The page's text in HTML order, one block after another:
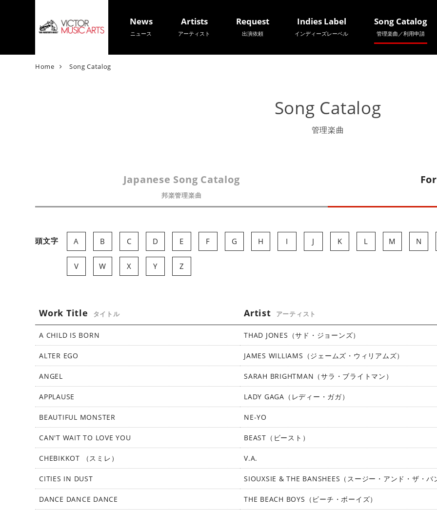
News
ニュース
Artists
アーティスト
Request
出演依頼
Indies Label
インディーズレーベル
Song Catalog
管理楽曲／利用申請
Home
V
ー
ジ
ッ
ク
ア
ー
ツ
会
社
]
Song Catalog
Song Catalog
管理楽曲
Japanese Song Catalog
邦楽管理楽曲
頭文字 A B C D E F G H I J K L M N
V W X Y Z
Work Title タイトル Artist アーティスト
A CHILD IS BORN THAD JONES（サド・ジョーンズ）
ALTER EGO JAMES WILLIAMS（ジェームズ・ウィリアムズ）
ANGEL SARAH BRIGHTMAN（サラ・ブライトマン）
APPLAUSE LADY GAGA（レディー・ガガ）
BEAUTIFUL MONSTER NE-YO
CAN'T WAIT TO LOVE YOU BEAST（ビースト）
CHEBIKKOT （スミレ） V.A.
CITIES IN DUST SIOUXSIE & THE BANSHEES（スージー・アンド・ザ・バ
DANCE DANCE DANCE THE BEACH BOYS（ビーチ・ボーイズ）